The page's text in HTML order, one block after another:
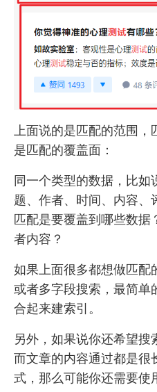
上面说的是匹配的范围，
是匹配的覆盖面：
同一个类型的数据，比
题、作者、时间、内容、
匹配是要覆盖到哪些数
者内容？
如果上面很多都想做匹配
或者多字段搜索，最简单
合起来建索引。
另外，如果说你还希望搜
而文章的内容通过都是很
式，那么可能你还需要使